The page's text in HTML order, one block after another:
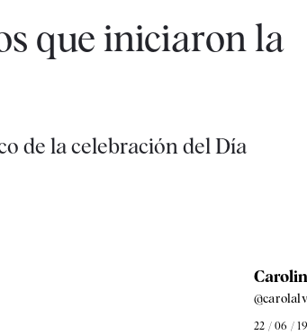
que iniciaron la
de la celebración del Día
22 / 06 /